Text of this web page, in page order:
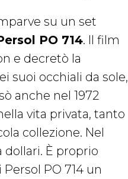
su un set
PO 714. Il film
e decretò la
suoi occhiali da sole,
anche nel 1972
vita privata, tanto
collezione. Nel
dollari. È proprio
PO 714 un